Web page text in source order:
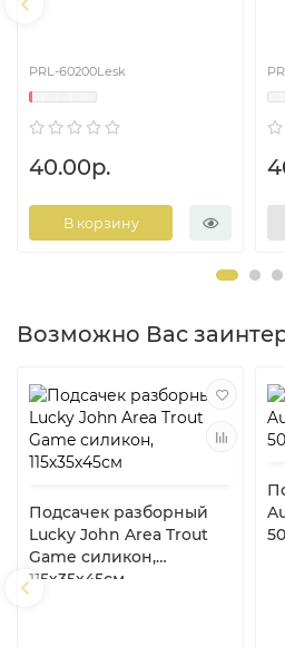
PRL-60200Lesk
40.00р.
В корзину
Возможно Вас
Подсачек разборный
Lucky John Area Trout
Game силикон,
115х35х45см